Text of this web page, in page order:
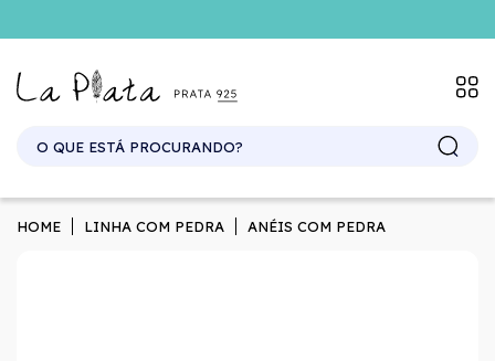
HOME LINHA COM PEDRA ANÉIS COM PEDRA